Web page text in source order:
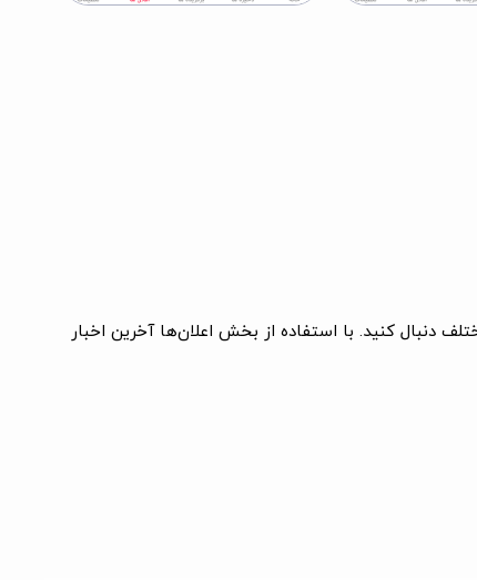
دنبال کنید. با استفاده از بخش اعلان‌ها آخرین اخبار